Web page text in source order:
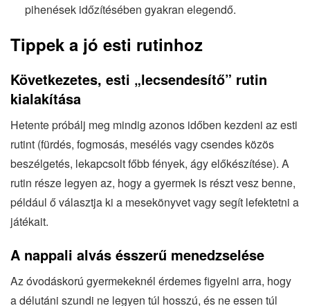
pihenések időzítésében gyakran elegendő.
Tippek a jó esti rutinhoz
Következetes, esti „lecsendesítő” rutin
kialakítása
Hetente próbálj meg mindig azonos időben kezdeni az esti
rutint (fürdés, fogmosás, mesélés vagy csendes közös
beszélgetés, lekapcsolt főbb fények, ágy előkészítése). A
rutin része legyen az, hogy a gyermek is részt vesz benne,
például ő választja ki a mesekönyvet vagy segít lefektetni a
játékait.
A nappali alvás ésszerű menedzselése
Az óvodáskorú gyermekeknél érdemes figyelni arra, hogy
a délutáni szundi ne legyen túl hosszú, és ne essen túl